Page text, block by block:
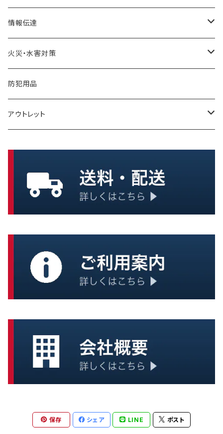
非常食セット
一食ボックス
一食パック
インスタント麺
浄水・給水
炊き出し
一般調理器具
リアカー・避難車
担架
簡易ベッド
ガソリン携行缶
発電機
充電器・電池
寒さ対策
暑さ・熱中症対策
情報伝達
メモ
メガホン・拡声器
火災・水害対策
ボート
防犯用品
アウトレット
おかず
保存 シェア LINE ポスト